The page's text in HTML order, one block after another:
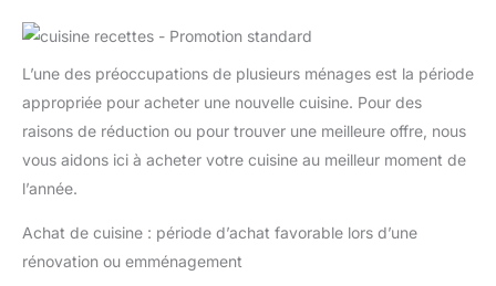
L’une des préoccupations de plusieurs ménages est la période
appropriée pour acheter une nouvelle cuisine. Pour des
raisons de réduction ou pour trouver une meilleure offre, nous
vous aidons ici à acheter votre cuisine au meilleur moment de
l’année.
Achat de cuisine : période d’achat favorable lors d’une
rénovation ou emménagement